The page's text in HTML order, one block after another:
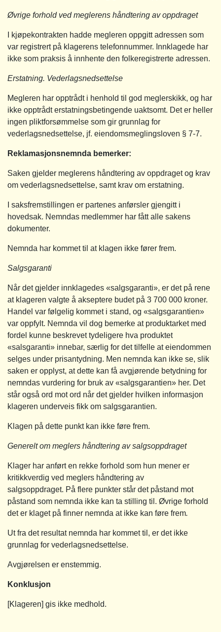
Øvrige forhold ved meglerens håndtering av oppdraget
I kjøpekontrakten hadde megleren oppgitt adressen som
var registrert på klagerens telefonnummer. Innklagede har
ikke som praksis å innhente den folkeregistrerte adressen.
Erstatning. Vederlagsnedsettelse
Megleren har opptrådt i henhold til god meglerskikk, og har
ikke opptrådt erstatningsbetingende uaktsomt. Det er heller
ingen pliktforsømmelse som gir grunnlag for
vederlagsnedsettelse, jf. eiendomsmeglingsloven § 7-7.
Reklamasjonsnemnda bemerker:
Saken gjelder meglerens håndtering av oppdraget og krav
om vederlagsnedsettelse, samt krav om erstatning.
I saksfremstillingen er partenes anførsler gjengitt i
hovedsak. Nemndas medlemmer har fått alle sakens
dokumenter.
Nemnda har kommet til at klagen ikke fører frem.
Salgsgaranti
Når det gjelder innklagedes «salgsgaranti», er det på rene
at klageren valgte å akseptere budet på 3 700 000 kroner.
Handel var følgelig kommet i stand, og «salgsgarantien»
var oppfylt. Nemnda vil dog bemerke at produktarket med
fordel kunne beskrevet tydeligere hva produktet
«salsgaranti» innebar, særlig for det tilfelle at eiendommen
selges under prisantydning. Men nemnda kan ikke se, slik
saken er opplyst, at dette kan få avgjørende betydning for
nemndas vurdering for bruk av «salgsgarantien» her. Det
står også ord mot ord når det gjelder hvilken informasjon
klageren underveis fikk om salgsgarantien.
Klagen på dette punkt kan ikke føre frem.
Generelt om meglers håndtering av salgsoppdraget
Klager har anført en rekke forhold som hun mener er
kritikkverdig ved meglers håndtering av
salgsoppdraget. På flere punkter står det påstand mot
påstand som nemnda ikke kan ta stilling til. Øvrige forhold
det er klaget på finner nemnda at ikke kan føre frem.
Ut fra det resultat nemnda har kommet til, er det ikke
grunnlag for vederlagsnedsettelse.
Avgjørelsen er enstemmig.
Konklusjon
[Klageren] gis ikke medhold.